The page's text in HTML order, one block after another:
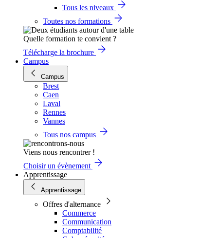
Tous les niveaux
Toutes nos formations
Quelle formation te convient ?
Télécharge la brochure
Campus
Campus
Brest
Caen
Laval
Rennes
Vannes
Tous nos campus
Viens nous rencontrer !
Choisir un évènement
Apprentissage
Apprentissage
Offres d'alternance
Commerce
Communication
Comptabilité